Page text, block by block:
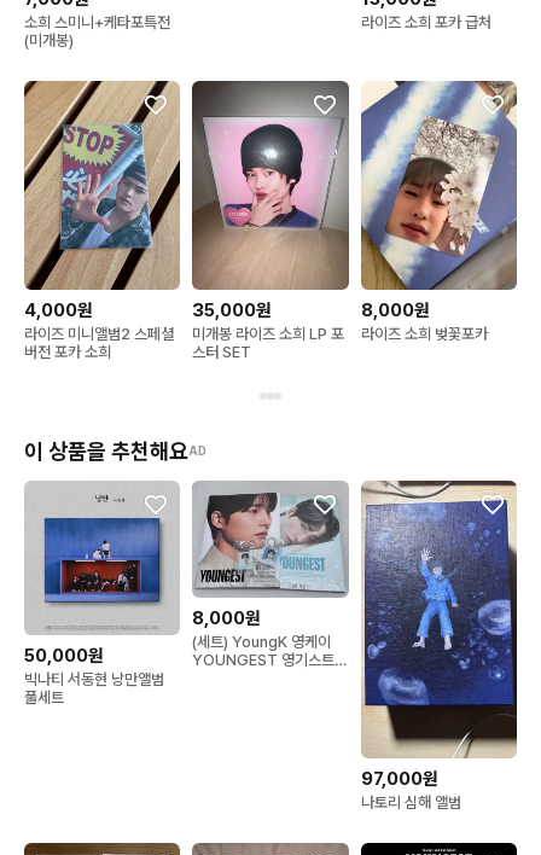
소희 스미니+케타포특전
(미개봉)
라이즈 소희 포카 급처
4,000원
라이즈 미니앨범2 스페셜
버전 포카 소희
35,000원
미개봉 라이즈 소희 LP 포
스터 SET
8,000원
라이즈 소희 벚꽃포카
이 상품을 추천해요AD
50,000원
빅나티 서동현 낭만앨범
풀세트
8,000원
(세트) YoungK 영케이
YOUNGEST 영기스트
97,000원
나토리 심해 앨범